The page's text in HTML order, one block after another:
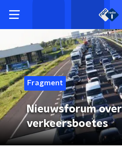
Fragment
Nieuwsforum over
verkeersboetes